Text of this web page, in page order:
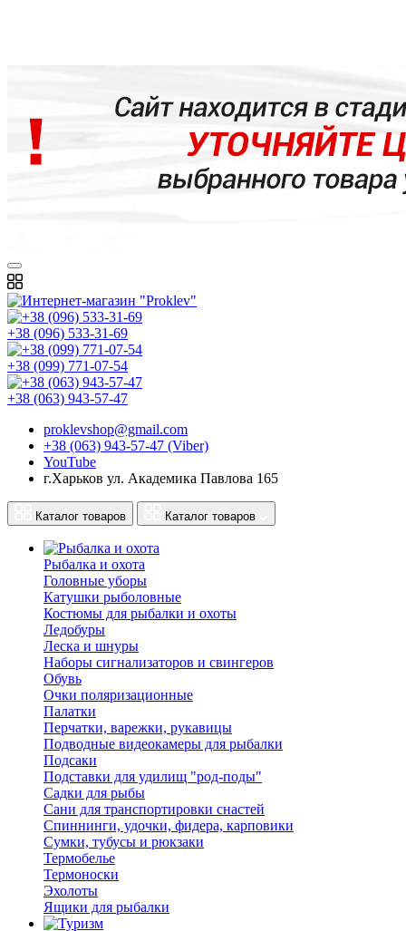
+38 (096) 533-31-69
+38 (099) 771-07-54
+38 (063) 943-57-47
proklevshop@gmail.com
+38 (063) 943-57-47 (Viber)
YouTube
г.Харьков ул. Академика Павлова 165
Каталог товаров Каталог товаров
Рыбалка и охота
Головные уборы
Катушки рыболовные
Костюмы для рыбалки и охоты
Ледобуры
Леска и шнуры
Наборы сигнализаторов и свингеров
Обувь
Очки поляризационные
Палатки
Перчатки, варежки, рукавицы
Подводные видеокамеры для рыбалки
Подсаки
Подставки для удилищ "род-поды"
Садки для рыбы
Сани для транспортировки снастей
Спиннинги, удочки, фидера, карповики
Сумки, тубусы и рюкзаки
Термобелье
Термоноски
Эхолоты
Ящики для рыбалки